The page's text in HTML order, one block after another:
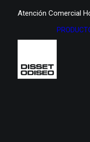
Atención Comercial